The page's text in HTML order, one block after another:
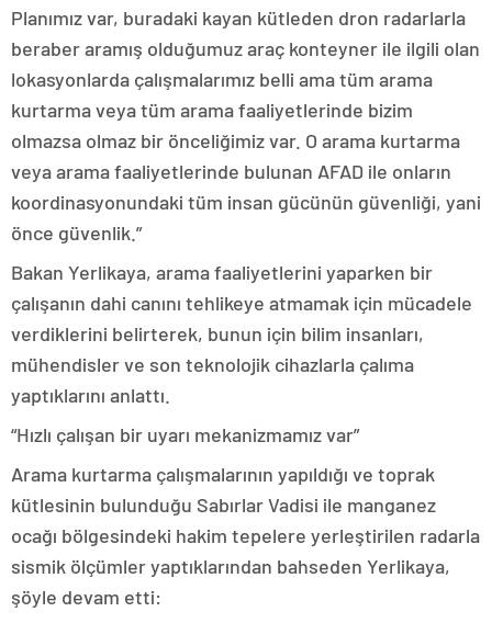
Planımız var, buradaki kayan kütleden dron radarlarla
beraber aramış olduğumuz araç konteyner ile ilgili olan
lokasyonlarda çalışmalarımız belli ama tüm arama
kurtarma veya tüm arama faaliyetlerinde bizim
olmazsa olmaz bir önceliğimiz var. O arama kurtarma
veya arama faaliyetlerinde bulunan AFAD ile onların
koordinasyonundaki tüm insan gücünün güvenliği, yani
önce güvenlik.”
Bakan Yerlikaya, arama faaliyetlerini yaparken bir
çalışanın dahi canını tehlikeye atmamak için mücadele
verdiklerini belirterek, bunun için bilim insanları,
mühendisler ve son teknolojik cihazlarla çalıma
yaptıklarını anlattı.
“Hızlı çalışan bir uyarı mekanizmamız var”
Arama kurtarma çalışmalarının yapıldığı ve toprak
kütlesinin bulunduğu Sabırlar Vadisi ile manganez
ocağı bölgesindeki hakim tepelere yerleştirilen radarla
sismik ölçümler yaptıklarından bahseden Yerlikaya,
şöyle devam etti: